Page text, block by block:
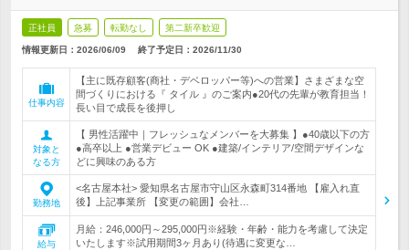
正社員 急募 転勤なし 第二新卒歓迎
情報更新日：2026/06/09 終了予定日： 2026/11/30
仕事内容
【主に既存顧客(商社・デベロッパー等)への営業】さまざまな空
間づくりにおける『 タイル 』のご案内●20代の先輩が教育担当！
長い目で成長を後押し
対象と
なる方
【 男性活躍中｜フレッシュなメンバーを大募集 】●40歳以下の方
●高卒以上 ●営業デビュー OK ●建築/インテリア/空間デザインな
どに興味のある方
勤務地
<名古屋本社> 愛知県名古屋市守山区永森町314番地 【雇入れ直
後】上記事業所 【変更の範囲】会社…
給与
月給：246,000円～295,000円※経験・年齢・能力を考慮して決定
いたします※試用期間3ヶ月あり(待遇に変更な…